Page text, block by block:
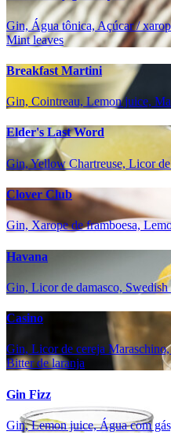
Gin, Água tônica, Açúcar /
Mint leaves
Breakfast Martini
Gin, Cointreau, Lemon juice,
Elder's Last Word
Gin, Yellow Chartreuse, Licor
Clover Club
Gin, Xarope de framboesa,
Havana
Gin, Licor de damasco,
Casino
Gin, Licor de cereja
Bitter de laranja
Gin Fizz
Gin, Lemon juice, Água com